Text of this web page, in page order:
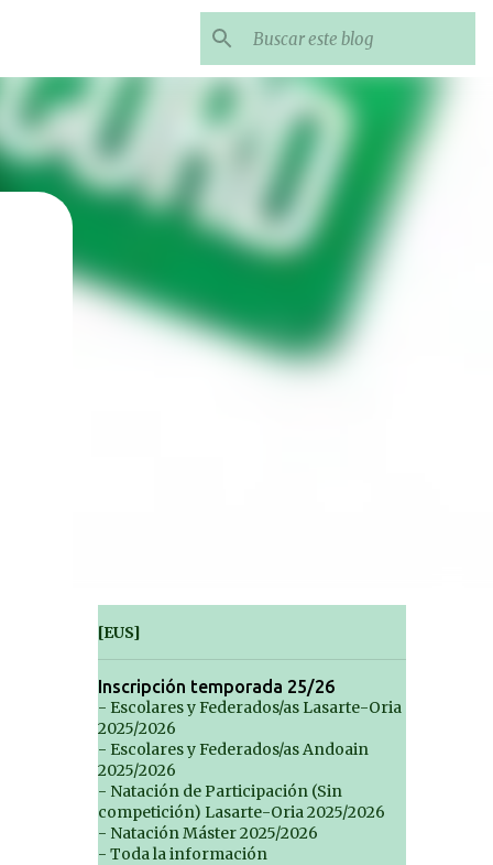
[EUS]
Inscripción temporada 25/26
- Escolares y Federados/as Lasarte-Oria
2025/2026
- Escolares y Federados/as Andoain
2025/2026
- Natación de Participación (Sin
competición) Lasarte-Oria 2025/2026
- Natación Máster 2025/2026
- Toda la información